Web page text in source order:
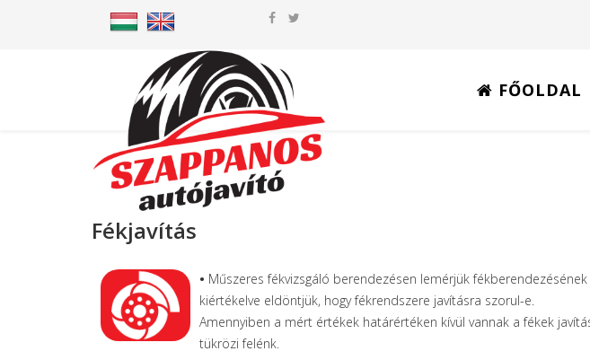
FŐOLDAL
Fékjavítás
• Műszeres fékvizsgáló berendezésen lemérjük
kiértékelve eldöntjük, hogy fékrendszere javításra szorul-e.
Amennyiben a mért értékek határértéken kívül vannak a fékek
tükrözi felénk.